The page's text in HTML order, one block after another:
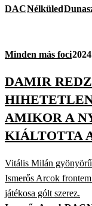
DACNélküled
Minden más foci
DAMIR
AMIKOR A
KIÁLTOTTA
Vitális Milán gyönyörű
Ismerős Arcok
játékosa gólt szerez.